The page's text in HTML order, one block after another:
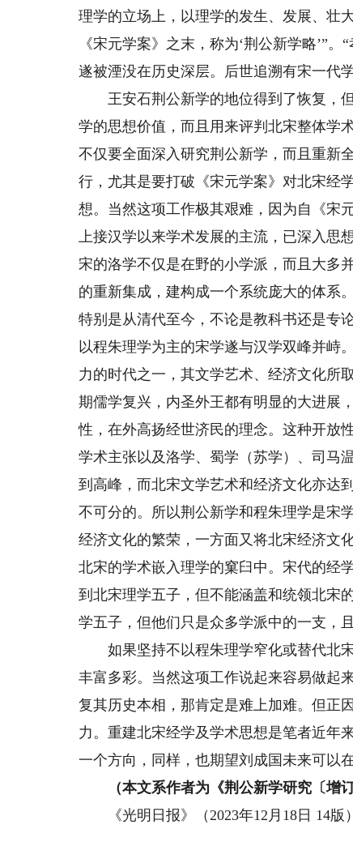
理学的立场上，以理学的发生、发展、壮
《宋元学案》之末，称为‘荆公新学略’”
遂被湮没在历史深层。后世追溯有宋一代
王安石荆公新学的地位得到了恢复，但
学的思想价值，而且用来评判北宋整体学
不仅要全面深入研究荆公新学，而且重新
行，尤其是要打破《宋元学案》对北宋经
想。当然这项工作极其艰难，因为自《宋
上接汉学以来学术发展的主流，已深入思
宋的洛学不仅是在野的小学派，而且大多
的重新集成，建构成一个系统庞大的体系
特别是从清代至今，不论是教科书还是专
以程朱理学为主的宋学遂与汉学双峰并峙
力的时代之一，其文学艺术、经济文化所
期儒学复兴，内圣外王都有明显的大进展
性，在外高扬经世济民的理念。这种开放
学术主张以及洛学、蜀学（苏学）、司马
到高峰，而北宋文学艺术和经济文化亦达
不可分的。所以荆公新学和程朱理学是宋
经济文化的繁荣，一方面又将北宋经济文
北宋的学术嵌入理学的窠臼中。宋代的经
到北宋理学五子，但不能涵盖和统领北宋
学五子，但他们只是众多学派中的一支，
如果坚持不以程朱理学窄化或替代北宋
丰富多彩。当然这项工作说起来容易做起
复其历史本相，那肯定是难上加难。但正
力。重建北宋经学及学术思想是笔者近年
一个方向，同样，也期望刘成国未来可以
（本文系作者为《荆公新学研究〔增订
《光明日报》（2023年12月18日 14版）